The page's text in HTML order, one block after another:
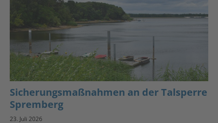
Sicherungsmaßnahmen an der Talsperre
Spremberg
23. Juli 2026